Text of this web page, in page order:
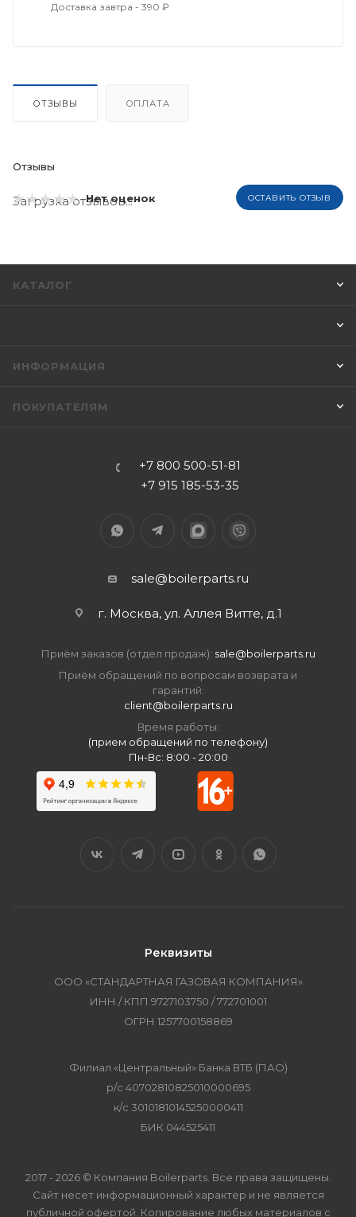
Доставка завтра - 390 ₽
ОТЗЫВЫ ОПЛАТА
Отзывы
Нет оценок ОСТАВИТЬ ОТЗЫВ
Загрузка отзывов...
КАТАЛОГ
ИНФОРМАЦИЯ
ПОКУПАТЕЛЯМ
+7 800 500-51-81
+7 915 185-53-35
sale@boilerparts.ru
г. Москва, ул. Аллея Витте, д.1
Приём заказов (отдел продаж): sale@boilerparts.ru
Приём обращений по вопросам возврата и
гарантий:
client@boilerparts.ru
Время работы:
(прием обращений по телефону)
Пн-Вс: 8:00 - 20:00
Реквизиты
ООО «СТАНДАРТНАЯ ГАЗОВАЯ КОМПАНИЯ»
ИНН / КПП 9727103750 / 772701001
ОГРН 1257700158869
Филиал «Центральный» Банка ВТБ (ПАО)
р/с 40702810825010000695
к/с 30101810145250000411
БИК 044525411
2017 - 2026 © Компания Boilerparts. Все права защищены.
Сайт несет информационный характер и не является
публичной офертой. Копирование любых материалов с